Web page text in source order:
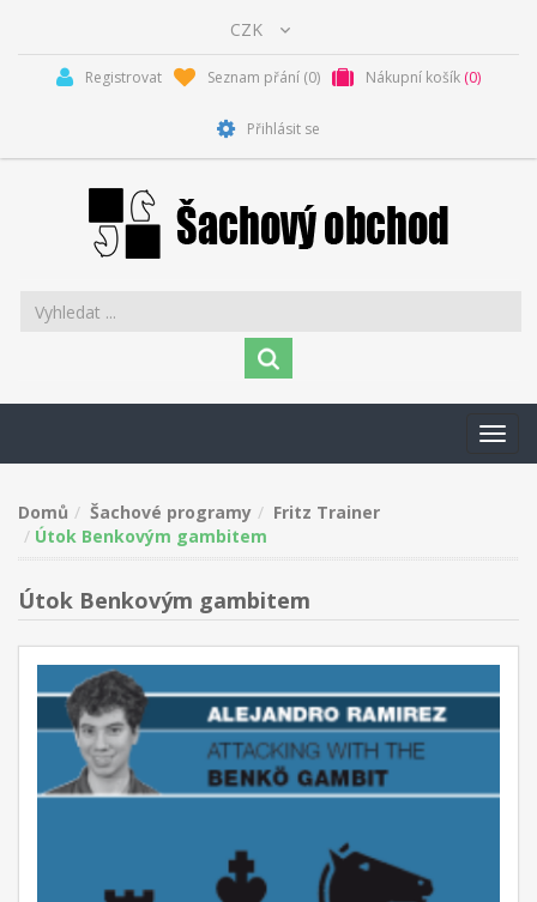
Registrovat Seznam přání (0) Nákupní košík (0)
Přihlásit se
Domů Šachové programy
Fritz Trainer
Útok Benkovým gambitem
Útok Benkovým gambitem